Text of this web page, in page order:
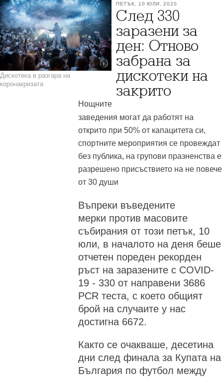
ПЕТЪК, 10 ЮЛИ, 2020
След 330
заразени за
ден: Отново
забрана за
дискотеки на
закрито
Дискотека в разгара на
коронакризата
Нощните
заведения могат да работят на
открито при 50% от капацитета си,
спортните мероприятия се провеждат
без публика, на групови празненства е
разрешено присъствието на не повече
от 30 души
Въпреки въведените
мерки против масовите
събирания от този петък, 10
юли, в началото на деня беше
отчетен пореден рекорден
ръст на заразените с COVID-
19 - 330 от направени 3686
PCR теста, с което общият
брой на случаите у нас
достигна 6672.
Както се очакваше, десетина
дни след финала за Купата на
България по футбол между